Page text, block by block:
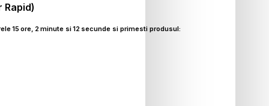
Rapid)
15 ore, 2minute si10 secunde si primesti produsul: